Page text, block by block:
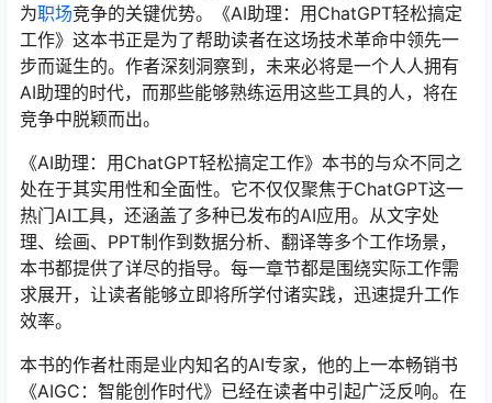
为职场竞争的关键优势。《AI助理：用ChatGPT轻松搞定
工作》这本书正是为了帮助读者在这场技术革命中领先一
步而诞生的。作者深刻洞察到，未来必将是一个人人拥有
AI助理的时代，而那些能够熟练运用这些工具的人，将在
竞争中脱颖而出。
《AI助理：用ChatGPT轻松搞定工作》本书的与众不同之
处在于其实用性和全面性。它不仅仅聚焦于ChatGPT这一
热门AI工具，还涵盖了多种已发布的AI应用。从文字处
理、绘画、PPT制作到数据分析、翻译等多个工作场景，
本书都提供了详尽的指导。每一章节都是围绕实际工作需
求展开，让读者能够立即将所学付诸实践，迅速提升工作
效率。
本书的作者杜雨是业内知名的AI专家，他的上一本畅销书
《AIGC：智能创作时代》已经在读者中引起广泛反响。在